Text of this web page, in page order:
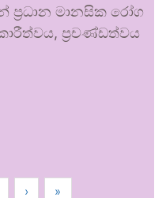
මානසික රෝග
ප්‍රචණ්ඩත්වය
› »